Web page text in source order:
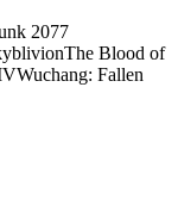
2077
The Blood of
Wuchang: Fallen